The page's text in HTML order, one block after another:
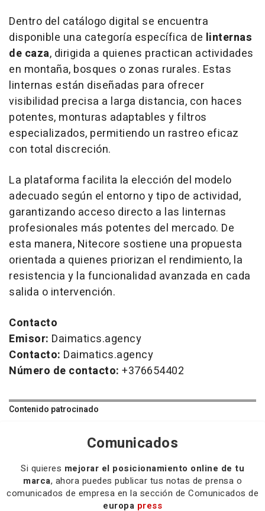
Dentro del catálogo digital se encuentra
disponible una categoría específica de linternas
de caza, dirigida a quienes practican actividades
en montaña, bosques o zonas rurales. Estas
linternas están diseñadas para ofrecer
visibilidad precisa a larga distancia, con haces
potentes, monturas adaptables y filtros
especializados, permitiendo un rastreo eficaz
con total discreción.
La plataforma facilita la elección del modelo
adecuado según el entorno y tipo de actividad,
garantizando acceso directo a las linternas
profesionales más potentes del mercado. De
esta manera, Nitecore sostiene una propuesta
orientada a quienes priorizan el rendimiento, la
resistencia y la funcionalidad avanzada en cada
salida o intervención.
Contacto
Emisor: Daimatics.agency
Contacto: Daimatics.agency
Número de contacto: +376654402
Contenido patrocinado
Comunicados
Si quieres mejorar el posicionamiento online de tu
marca, ahora puedes publicar tus notas de prensa o
comunicados de empresa en la sección de Comunicados de
europa press